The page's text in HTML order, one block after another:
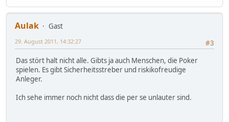
Aulak
Gast
#3
29. August 2011, 14:32:27
Das stört halt nicht alle. Gibts ja auch Menschen, die Poker
spielen. Es gibt Sicherheitsstreber und riskikofreudige
Anleger.
Ich sehe immer noch nicht dass die per se unlauter sind.